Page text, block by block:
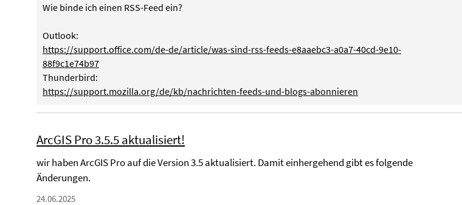
Wie binde ich einen RSS-Feed ein?
Outlook:
https://support.office.com/de-de/article/was-sind-rss-feeds-e8aaebc3-a0a7-40cd-9e10-
88f9c1e74b97
Thunderbird:
https://support.mozilla.org/de/kb/nachrichten-feeds-und-blogs-abonnieren
ArcGIS Pro 3.5.5 aktualisiert!
wir haben ArcGIS Pro auf die Version 3.5 aktualisiert. Damit einhergehend gibt es folgende
Änderungen.
24.06.2025